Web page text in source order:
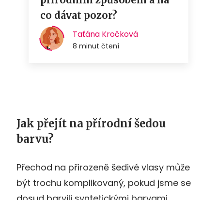
Jak přejít na přírodní šedou
barvu?
Přechod na přirozeně šedivé vlasy může
být trochu komplikovaný, pokud jsme se